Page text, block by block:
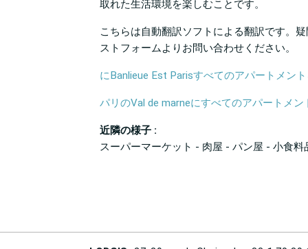
取れた生活環境を楽しむことです。
こちらは自動翻訳ソフトによる翻訳です。
ストフォームよりお問い合わせください。
にBanlieue Est Parisすべてのアパートメン
パリのVal de marneにすべてのアパートメン
近隣の様子 :
スーパーマーケット - 肉屋 - パン屋 - 小食料